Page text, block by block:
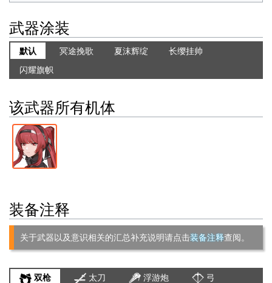
武器涂装
默认 冥途挽歌 夏沫辉绽
长缨挂帅
闪耀旗帜
该武器所有机体
装备注释
关于武器以及意识相关的汇总补充说明请点击装备注释查阅。
双枪 太刀 浮游炮 弓